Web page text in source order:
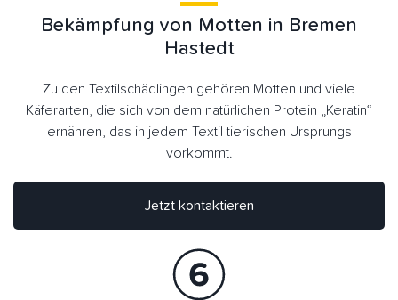
Bekämpfung von Motten in Bremen
Hastedt
Zu den Textilschädlingen gehören Motten und viele
Käferarten, die sich von dem natürlichen Protein „Keratin“
ernähren, das in jedem Textil tierischen Ursprungs
vorkommt.
Jetzt kontaktieren